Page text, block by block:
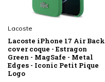
Lacoste
Lacoste iPhone 17 Air Back
cover coque - Estragon
Green - MagSafe - Metal
Edges - Iconic Petit Pique
Logo